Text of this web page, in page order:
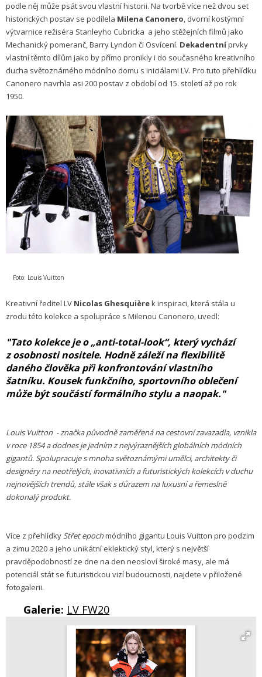
podle něj může psát svou vlastní historii. Na tvorbě více než dvou set
historických postav se podílela Milena Canonero, dvorní kostýmní
výtvarnice režiséra Stanleyho Cubricka a jeho stěžejních filmů jako
Mechanický pomeranč, Barry Lyndon či Osvícení. Dekadentníprvky
vlastní těmto dílům jako by přímo pronikly i do současného kreativního
ducha světoznámého módního domu s iniciálami LV. Pro tuto přehlídku
Canonero navrhla asi 200 postav z období od 15. století až po rok
1950.
Foto: Louis Vuitton
Kreativní ředitel LV Nicolas Ghesquièrek inspiraci, která stála u
zrodu této kolekce a spolupráce s Milenou Canonero, uvedl:
"Tato kolekce je o „anti-total-look“, který vychází
z osobnosti nositele. Hodně záleží na flexibilitě
daného člověka při konfrontování vlastního
šatníku. Kousek funkčního, sportovního oblečení
může být součástí formálního stylu a naopak."
Louis Vuitton - značka původně zaměřená na cestovní zavazadla, vznikla
v roce 1854 a dodnes je jedním z nejvýraznějších globálních módních
gigantů. Spolupracuje s mnoha světoznámými umělci, architekty či
designéry na neotřelých, inovativních a futuristických kolekcích v duchu
nejnovějších trendů, stále však s důrazem na luxusní a řemeslně
dokonalý produkt.
Více z přehlídky Střet epochmódního gigantu Louis Vuitton pro podzim
a zimu 2020 a jeho unikátní eklektický styl, který s největší
pravděpodobností ze dne na den neosloví široké masy, ale má
potenciál stát se futuristickou vizí budoucnosti, najdete v přiložené
fotogalerii.
Galerie: LV FW20